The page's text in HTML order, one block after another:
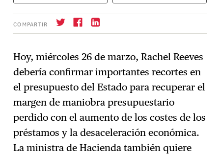
COMPARTIR
→ Suscríbase
Hoy, miércoles 26 de marzo, Rachel Reeves
debería confirmar importantes recortes en
el presupuesto del Estado para recuperar el
margen de maniobra presupuestario
perdido con el aumento de los costes de los
préstamos y la desaceleración económica.
La ministra de Hacienda también quiere